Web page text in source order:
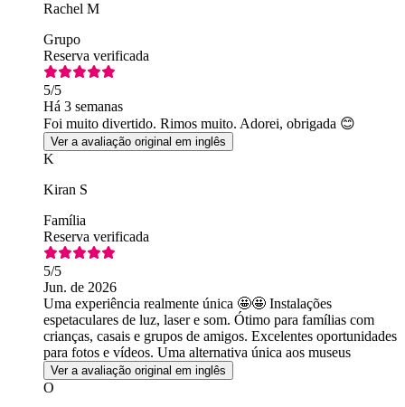
Rachel M
Grupo
Reserva verificada
5/5
Há 3 semanas
Foi muito divertido. Rimos muito. Adorei, obrigada 😊
Ver a avaliação original em inglês
K
Kiran S
Família
Reserva verificada
5/5
Jun. de 2026
Uma experiência realmente única 🤩🤩 Instalações
espetaculares de luz, laser e som. Ótimo para famílias com
crianças, casais e grupos de amigos. Excelentes oportunidades
para fotos e vídeos. Uma alternativa única aos museus
tradicionais.
Ver a avaliação original em inglês
O